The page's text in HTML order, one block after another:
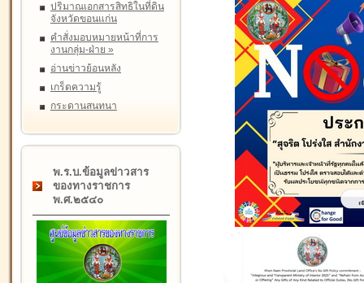
ปริมาณเอกสารสิทธิในที่ดิน
จังหวัดขอนแก่น
คำสั่งมอบหมายหน้าที่การ
งานกลุ่ม-ฝ่าย »
อ่านข่าวย้อนหลัง
เกร็ดความรู้
กระดานสนทนา
พ.ร.บ.ข้อมูลข่าวสาร
ของทางราชการ
พ.ศ.๒๕๔๐